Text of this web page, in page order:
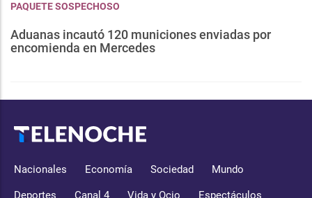
PAQUETE SOSPECHOSO
Aduanas incautó 120 municiones enviadas por
encomienda en Mercedes
Nacionales Economía Sociedad Mundo